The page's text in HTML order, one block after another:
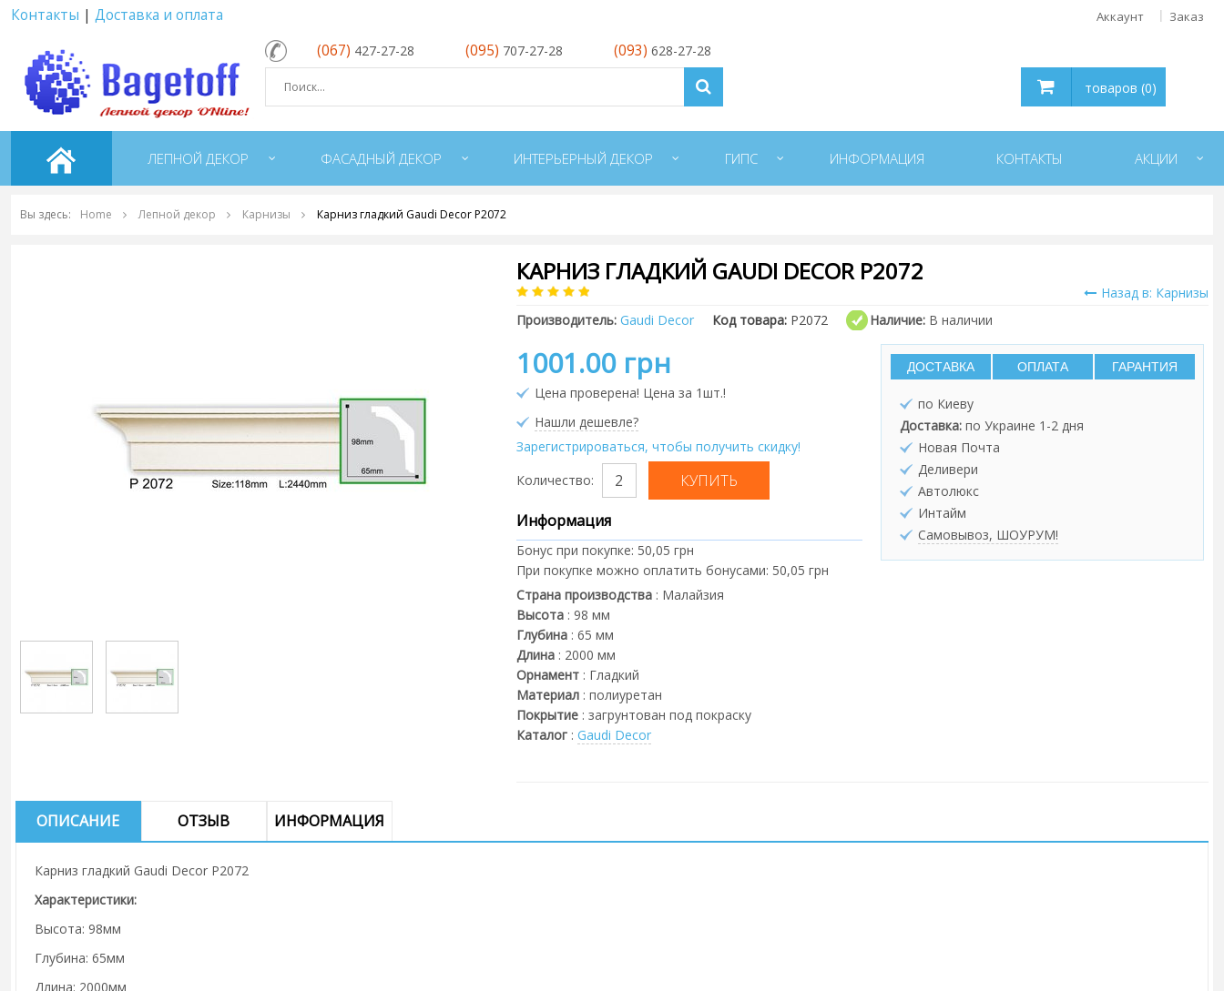
Контакты | Доставка и оплата Аккаунт Заказ
(067) 427-27-28 (095) 707-27-28 (093) 628-27-28
товаров (0)
ЛЕПНОЙ ДЕКОР ФАСАДНЫЙ ДЕКОР ИНТЕРЬЕРНЫЙ ДЕКОР ГИПС ИНФОРМАЦИЯ КОНТАКТЫ АКЦИИ
Вы здесь: Home Лепной декор Карнизы Карниз гладкий Gaudi Decor P2072
КАРНИЗ ГЛАДКИЙ GAUDI DECOR P2072
Назад в: Карнизы
Производитель: Gaudi Decor Код товара: P2072 Наличие: В наличии
1001.00 грн
Цена проверена! Цена за 1шт.!
Нашли дешевле?
Зарегистрироваться, чтобы получить скидку!
Количество:
Информация
Бонус при покупке: 50,05 грн
При покупке можно оплатить бонусами: 50,05 грн
Страна производства: Малайзия
Высота: 98 мм
Глубина: 65 мм
Длина: 2000 мм
Орнамент: Гладкий
Материал: полиуретан
Покрытие: загрунтован под покраску
Каталог: Gaudi Decor
ДОСТАВКА ОПЛАТА ГАРАНТИЯ
по Киеву
Доставка: по Украине 1-2 дня
Новая Почта
Деливери
Автолюкс
Интайм
Самовывоз, ШОУРУМ!
ОПИСАНИЕ ОТЗЫВ ИНФОРМАЦИЯ
Карниз гладкий Gaudi Decor P2072
Характеристики:
Высота: 98мм
Глубина: 65мм
Длина: 2000мм